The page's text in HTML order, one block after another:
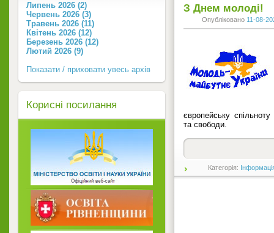
З Днем молоді!
Опубліковано 11-08-
європейську
та свободи.
Категорія:
Липень 2026 (2)
Червень 2026 (3)
Травень 2026 (11)
Квітень 2026 (12)
Березень 2026 (12)
Лютий 2026 (9)
Показати / приховати увесь архів
Корисні посилання